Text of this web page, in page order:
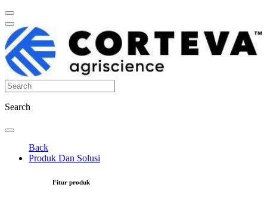
Search
Back
Produk Dan Solusi
Fitur produk